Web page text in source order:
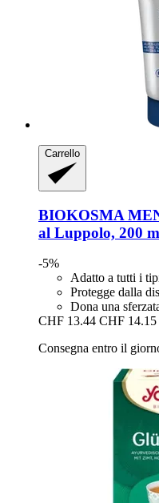
Carrello
BIOKOSMA
al Luppolo, 200
-5%
Adatto a tutti i
Protegge dalla
Dona una
CHF 13.44 CHF 14.15
Consegna entro il